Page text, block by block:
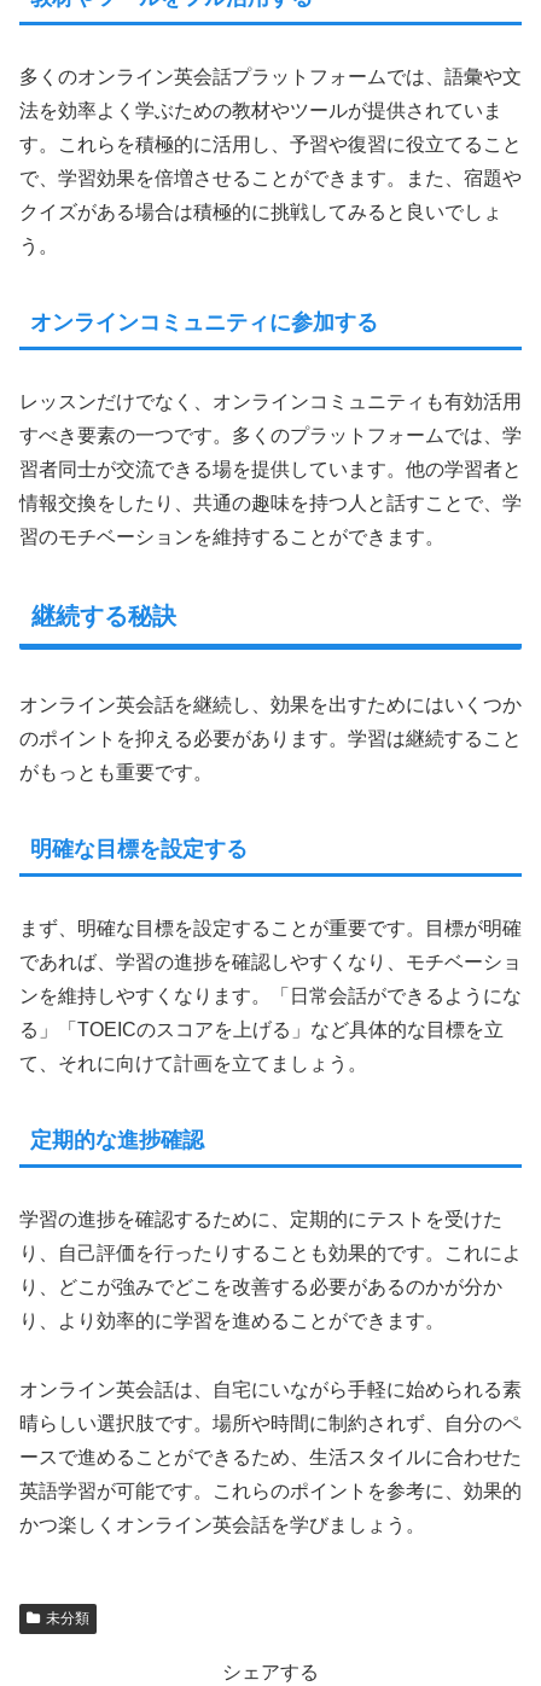
多くのオンライン英会話プラットフォームでは、語彙や文
法を効率よく学ぶための教材やツールが提供されていま
す。これらを積極的に活用し、予習や復習に役立てること
で、学習効果を倍増させることができます。また、宿題や
クイズがある場合は積極的に挑戦してみると良いでしょ
う。
オンラインコミュニティに参加する
レッスンだけでなく、オンラインコミュニティも有効活用
すべき要素の一つです。多くのプラットフォームでは、学
習者同士が交流できる場を提供しています。他の学習者と
情報交換をしたり、共通の趣味を持つ人と話すことで、学
習のモチベーションを維持することができます。
継続する秘訣
オンライン英会話を継続し、効果を出すためにはいくつか
のポイントを抑える必要があります。学習は継続すること
がもっとも重要です。
明確な目標を設定する
まず、明確な目標を設定することが重要です。目標が明確
であれば、学習の進捗を確認しやすくなり、モチベーショ
ンを維持しやすくなります。「日常会話ができるようにな
る」「TOEICのスコアを上げる」など具体的な目標を立
て、それに向けて計画を立てましょう。
定期的な進捗確認
学習の進捗を確認するために、定期的にテストを受けた
り、自己評価を行ったりすることも効果的です。これによ
り、どこが強みでどこを改善する必要があるのかが分か
り、より効率的に学習を進めることができます。
オンライン英会話は、自宅にいながら手軽に始められる素
晴らしい選択肢です。場所や時間に制約されず、自分のペ
ースで進めることができるため、生活スタイルに合わせた
英語学習が可能です。これらのポイントを参考に、効果的
かつ楽しくオンライン英会話を学びましょう。
未分類
シェアする